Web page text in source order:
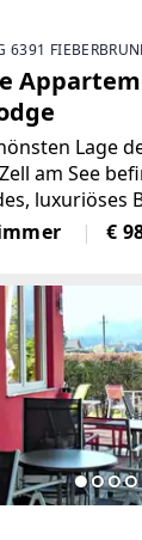
6391
Lage
am See
luxuriöses
an der €